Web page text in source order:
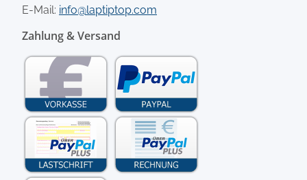
E-Mail: info@laptiptop.com
Zahlung & Versand